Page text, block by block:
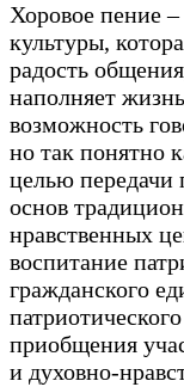
Хоровое пение
культуры,
радость
наполняет
возможность
но так понятно
целью
основ
нравственных
воспитание
гражданского
приобщения
и духовно-